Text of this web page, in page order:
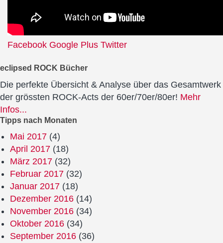
Facebook Google Plus Twitter
eclipsed ROCK Bücher
Die perfekte Übersicht & Analyse über das Gesamtwerk
der grössten ROCK-Acts der 60er/70er/80er! Mehr
Infos...
Tipps nach Monaten
Mai 2017 (4)
April 2017 (18)
März 2017 (32)
Februar 2017 (32)
Januar 2017 (18)
Dezember 2016 (14)
November 2016 (34)
Oktober 2016 (34)
September 2016 (36)